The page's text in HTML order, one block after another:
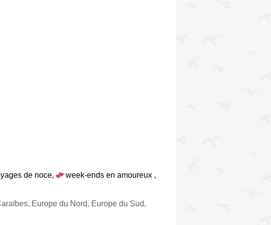
de noce, week-ends en amoureux ,
Europe du Nord, Europe du Sud,